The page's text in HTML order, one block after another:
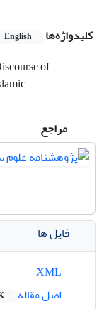
کلیدواژه‌ها English
of
مراجع
فایل ها
اصل مقاله